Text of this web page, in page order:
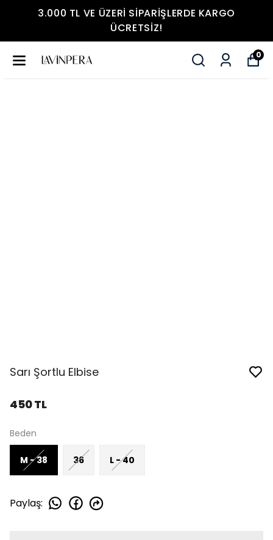
3.000 TL VE ÜZERI SIPARIŞLERDE KARGO
ÜCRETSIZ!
0
Sarı Şortlu Elbise
450 TL
Beden
M - 38 36 L - 40
Paylaş: